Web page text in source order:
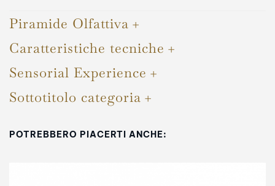
Piramide Olfattiva
Caratteristiche tecniche
Sensorial Experience
Sottotitolo categoria
POTREBBERO PIACERTI ANCHE: